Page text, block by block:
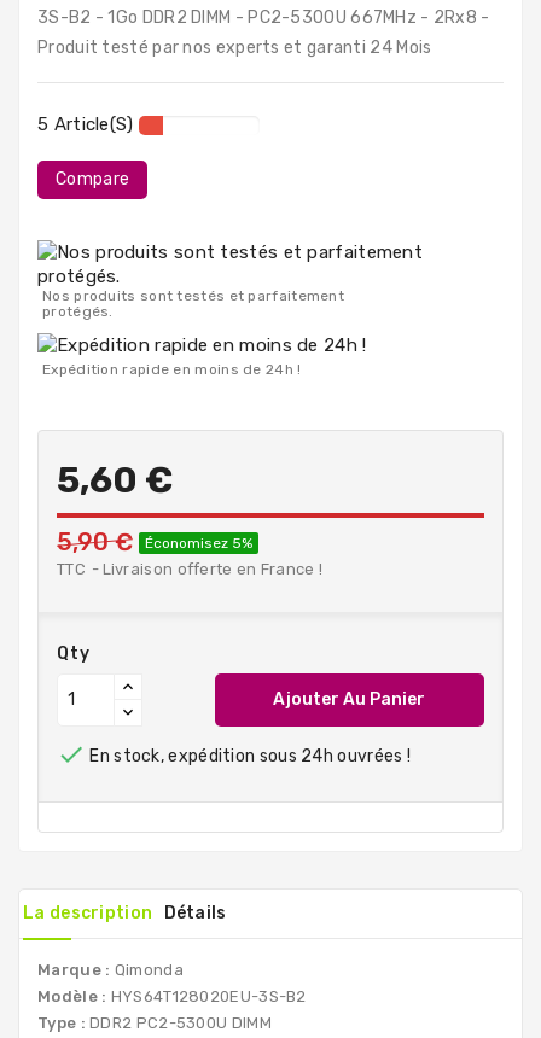
Composants
PC
Destockage
3S-B2 - 1Go DDR2 DIMM - PC2-5300U 667MHz - 2Rx8 -
Produit testé par nos experts et garanti 24 Mois
5 Article(s)
Compare
Nos produits sont testés et parfaitement
protégés.
Expédition rapide en moins de 24h !
5,60 €
5,90 € Économisez 5%
TTC Livraison offerte en France !
Qty
Ajouter Au Panier
 En stock, expédition sous 24h ouvrées !
La description Détails
Marque : Qimonda
Modèle : HYS64T128020EU-3S-B2
Type :DDR2 PC2-5300U DIMM